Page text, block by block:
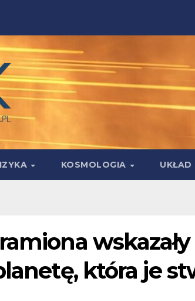
KOSMOLOGIA UKŁAD
która je